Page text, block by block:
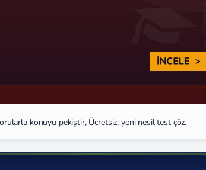
konuyu pekiştir, Ücretsiz, yeni nesil test çöz.